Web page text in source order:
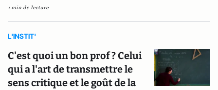
1 min de lecture
L'INSTIT'
C'est quoi un bon prof ? Celui
qui a l'art de transmettre le
sens critique et le goût de la